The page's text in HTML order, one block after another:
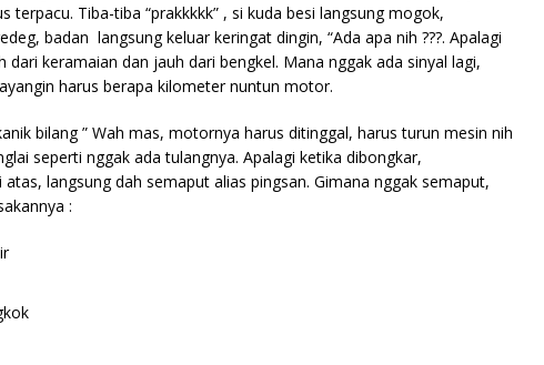
terpacu. Tiba-tiba “prakkkkk” , si kuda besi langsung mogok,
badan langsung keluar keringat dingin, “Ada apa nih ???. Apalagi
keramaian dan jauh dari bengkel. Mana nggak ada sinyal lagi,
harus berapa kilometer nuntun motor.
bilang ” Wah mas, motornya harus ditinggal, harus turun mesin nih
seperti nggak ada tulangnya. Apalagi ketika dibongkar,
langsung dah semaput alias pingsan. Gimana nggak semaput,
: